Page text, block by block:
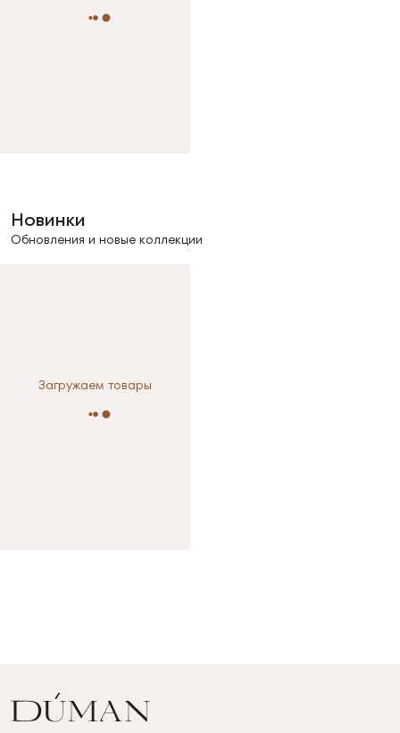
Размер не выбран
Новинки
Обновления и новые коллекции
Загружаем товары